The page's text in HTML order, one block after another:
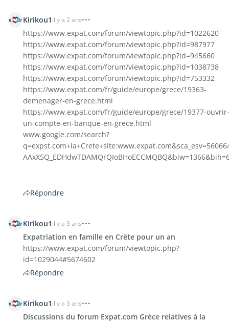
Kirikou1il y a 2 ans
https://www.expat.com/forum/viewtopic.php?id=1022620
https://www.expat.com/forum/viewtopic.php?id=987977
https://www.expat.com/forum/viewtopic.php?id=945660
https://www.expat.com/forum/viewtopic.php?id=1038738
https://www.expat.com/forum/viewtopic.php?id=753332
https://www.expat.com/fr/guide/europe/grece/19363-
demenager-en-grece.html
https://www.expat.com/fr/guide/europe/grece/19377-ouvrir-
un-compte-en-banque-en-grece.html
www.google.com/search?
Répondre
Kirikou1il y a 3 ans
Expatriation en famille en Crète pour un an
https://www.expat.com/forum/viewtopic.php?
id=1029044#5674602
Répondre
Kirikou1il y a 3 ans
Discussions du forum Expat.com Grèce relatives à la